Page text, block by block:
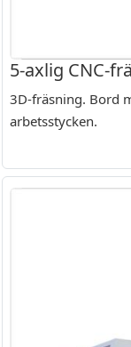
5-axlig CNC-
3D-fräsning. Bord
arbetsstycken.